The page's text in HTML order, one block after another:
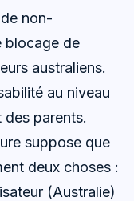
non-
blocage de
australiens.
au niveau
des parents.
suppose que
deux choses :
(Australie)